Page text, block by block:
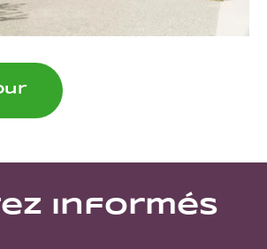
informés